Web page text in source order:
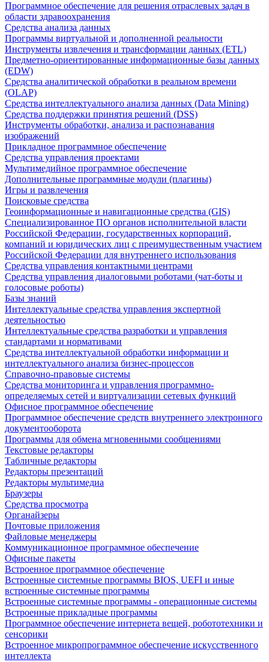
Программное обеспечение для решения отраслевых задач в
области здравоохранения
Средства анализа данных
Программы виртуальной и дополненной реальности
Инструменты извлечения и трансформации данных (ETL)
Предметно-ориентированные информационные базы данных
(EDW)
Средства аналитической обработки в реальном времени
(OLAP)
Средства интеллектуального анализа данных (Data Mining)
Средства поддержки принятия решений (DSS)
Инструменты обработки, анализа и распознавания
изображений
Прикладное программное обеспечение
Средства управления проектами
Мультимедийное программное обеспечение
Дополнительные программные модули (плагины)
Игры и развлечения
Поисковые средства
Геоинформационные и навигационные средства (GIS)
Специализированное ПО органов исполнительной власти
Российской Федерации, государственных корпораций,
компаний и юридических лиц с преимущественным участием
Российской Федерации для внутреннего использования
Средства управления контактными центрами
Средства управления диалоговыми роботами (чат-боты и
голосовые роботы)
Базы знаний
Интеллектуальные средства управления экспертной
деятельностью
Интеллектуальные средства разработки и управления
стандартами и нормативами
Средства интеллектуальной обработки информации и
интеллектуального анализа бизнес-процессов
Справочно-правовые системы
Средства мониторинга и управления программно-
определяемых сетей и виртуализации сетевых функций
Офисное программное обеспечение
Программное обеспечение средств внутреннего электронного
документооборота
Программы для обмена мгновенными сообщениями
Текстовые редакторы
Табличные редакторы
Редакторы презентаций
Редакторы мультимедиа
Браузеры
Средства просмотра
Органайзеры
Почтовые приложения
Файловые менеджеры
Коммуникационное программное обеспечение
Офисные пакеты
Встроенное программное обеспечение
Встроенные системные программы BIOS, UEFI и иные
встроенные системные программы
Встроенные системные программы - операционные системы
Встроенные прикладные программы
Программное обеспечение интернета вещей, робототехники и
сенсорики
Встроенное микропрограммное обеспечение искусственного
интеллекта